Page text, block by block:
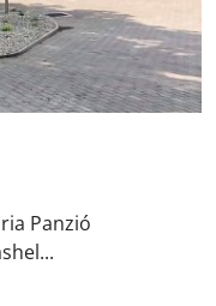
Panzió